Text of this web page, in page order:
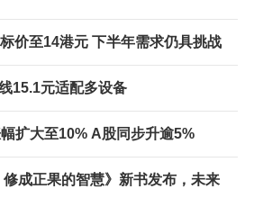
价至14港元 下半年需求仍具挑战
15.1元适配多设备
扩大至10% A股同步升逾5%
修成正果的智慧》新书发布，未来